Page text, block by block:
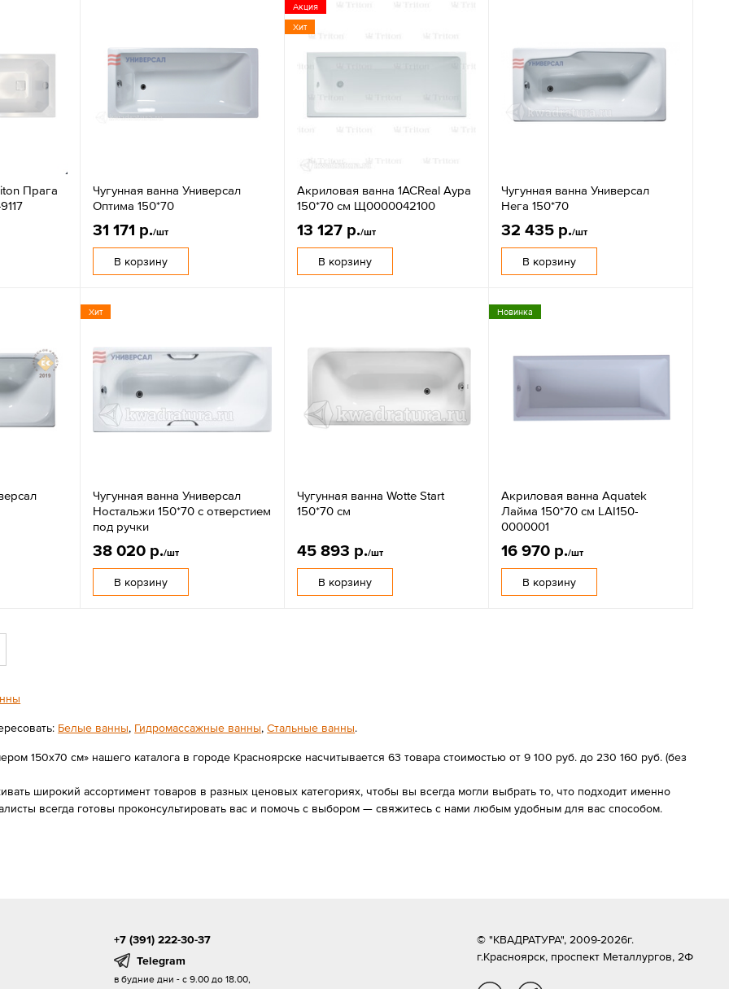
Прага
Чугунная ванна Универсал
Оптима 150*70
31 171 р./шт
В корзину
Акция
Хит
Акриловая ванна 1ACReal Аура
150*70 см Щ0000042100
13 127 р./шт
В корзину
Чугунная ванна Универсал
Нега 150*70
32 435 р./шт
В корзину
Хит
Чугунная ванна Универсал
Ностальжи 150*70 с отверстием
под ручки
38 020 р./шт
В корзину
Чугунная ванна Wotte Start
150*70 см
45 893 р./шт
В корзину
Новинка
Акриловая ванна Aquatek
Лайма 150*70 см LAI150-
0000001
16 970 р./шт
В корзину
Белые ванны, Гидромассажные ванны,Стальные ванны.
150х70 см» нашего каталога в городе Красноярске насчитывается 63 товара стоимостью от 9 100 руб. до 230 160 руб. (без
широкий ассортимент товаров в разных ценовых категориях, чтобы вы всегда могли выбрать то, что подходит именно
всегда готовы проконсультировать вас и помочь с выбором — свяжитесь с нами любым удобным для вас способом.
+7 (391) 222-30-37
Telegram
в будние дни - с 9.00 до 18.00,
© "КВАДРАТУРА", 2009-2026г.
г.Красноярск, проспект Металлургов, 2Ф